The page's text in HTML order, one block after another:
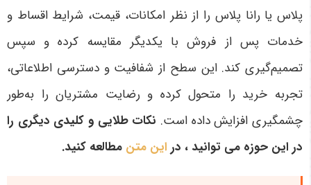
پلاس یا رانا پلاس را از نظر امکانات، قیمت، شرایط اقساط و
خدمات پس از فروش با یکدیگر مقایسه کرده و سپس
تصمیم‌گیری کند. این سطح از شفافیت و دسترسی اطلاعاتی،
تجربه خرید را متحول کرده و رضایت مشتریان را به‌طور
چشمگیری افزایش داده است. نکات طلایی و کلیدی دیگری را
در این حوزه می توانید ، در این متن مطالعه کنید.